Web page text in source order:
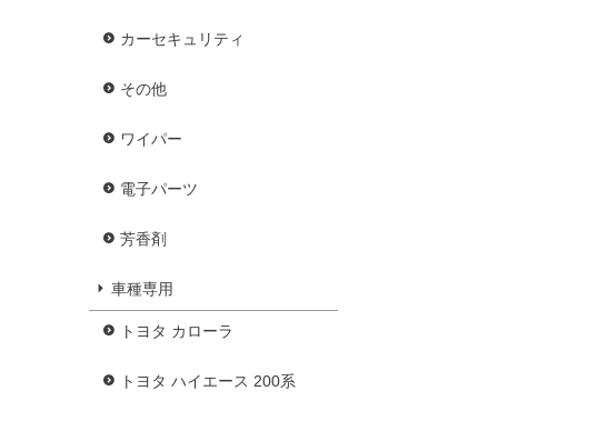
カーセキュリティ
その他
ワイパー
電子パーツ
芳香剤
車種専用
トヨタ カローラ
トヨタ ハイエース 200系